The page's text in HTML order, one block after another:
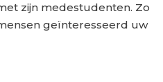
zijn medestudenten. Zo
geïnteresseerd uw